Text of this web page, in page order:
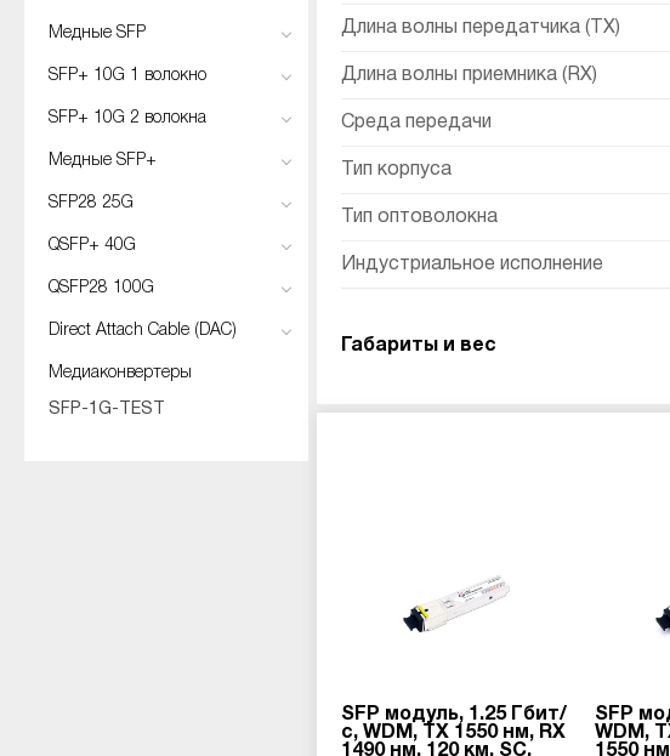
Медные SFP
SFP+ 10G 1 волокно
SFP+ 10G 2 волокна
Медные SFP+
SFP28 25G
QSFP+ 40G
QSFP28 100G
Direct Attach Cable (DAC)
Медиаконвертеры
SFP-1G-TEST
Длина волны передатчика (TX)
Длина волны приемника (RX)
Среда передачи
Тип корпуса
Тип оптоволокна
Индустриальное исполнение
Габариты и вес
SFP модуль, 1.25 Гбит/
с, WDM, TX 1550 нм, RX
1490 нм, 120 км, SC,
SFP
WDM,
1550